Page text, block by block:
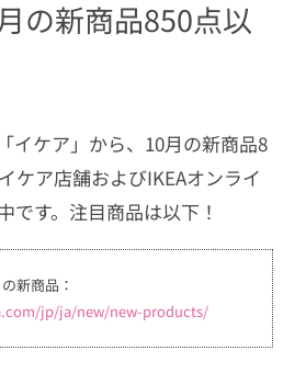
レーサロー 可動式ドロッ
テーブル 収納付き
ユッテルスボー ワゴ
スクッブ ボックス
スキンケ エコバッグ
の新商品850点以
イケア」から、10月の新商品8
ケア店舗およびIKEAオンライ
です。注目商品は以下！
新商品：
jp/ja/new/new-products/